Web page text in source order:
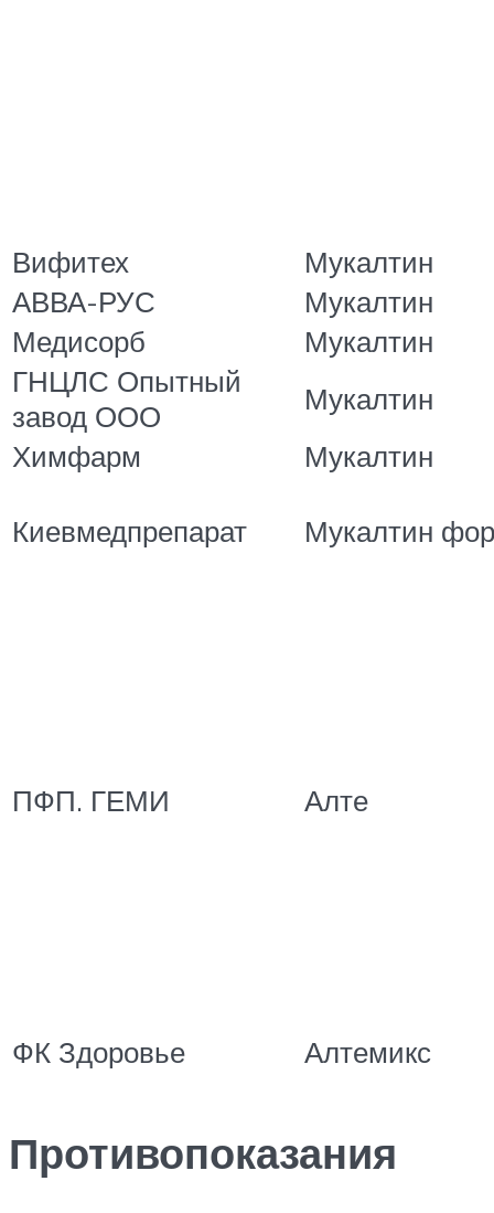
Вифитех
Мукалтин
АВВА-РУС
Мукалтин
Медисорб
Мукалтин
ГНЦЛС Опытный
завод ООО
Мукалтин
Химфарм
Мукалтин
Киевмедпрепарат Мукалтин
ПФП. ГЕМИ Алте
ФК Здоровье Алтемикс
Противопоказания